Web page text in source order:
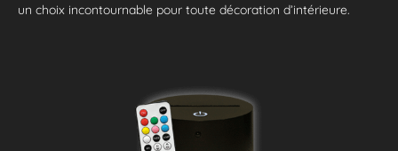
un choix incontournable pour toute décoration d’intérieure.